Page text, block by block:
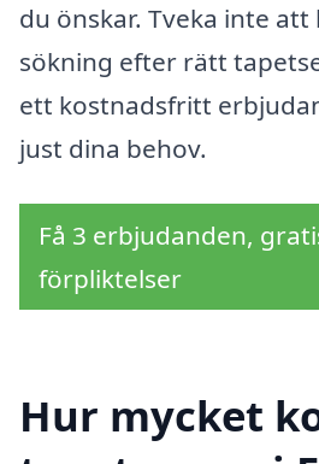
du önskar. Tveka inte
sökning efter rätt
ett kostnadsfritt
just dina behov.
Få 3 erbjudanden,
förpliktelser
Hur mycket